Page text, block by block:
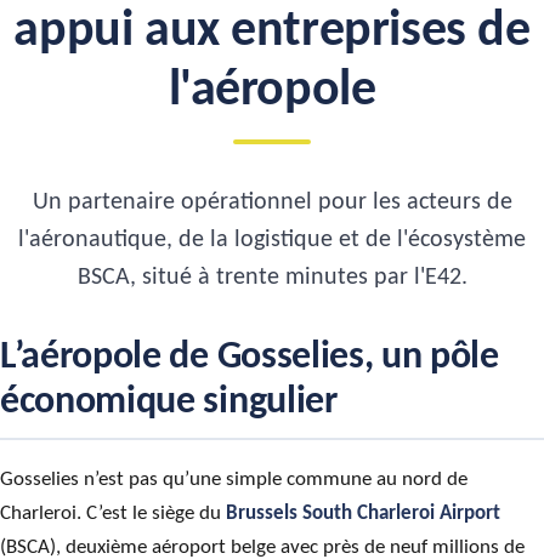
appui aux entreprises de
l'aéropole
Un partenaire opérationnel pour les acteurs de
l'aéronautique, de la logistique et de l'écosystème
BSCA, situé à trente minutes par l'E42.
L’aéropole de Gosselies, un pôle
économique singulier
Gosselies n’est pas qu’une simple commune au nord de
Charleroi. C’est le siège du Brussels South Charleroi Airport
(BSCA), deuxième aéroport belge avec près de neuf millions de